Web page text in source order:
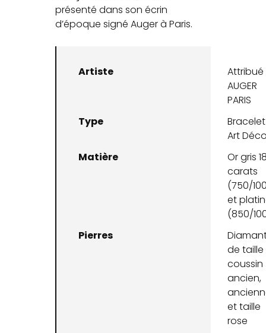
présenté dans son écrin
d’époque signé Auger à Paris.
Artiste
AUGER
PARIS
Type
Bracelet
Art
Matière
Or gris
carats
(750/
et
(850/
Pierres
de taille
coussin
ancien,
et taille
rose